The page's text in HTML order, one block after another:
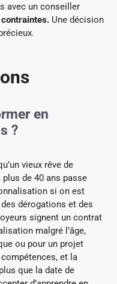
avec un conseiller
Une décision
en
?
vieux rêve de
de 40 ans passe
si on est
dérogations et des
signent un contrat
malgré l’âge,
ou pour un projet
et la
que la date de